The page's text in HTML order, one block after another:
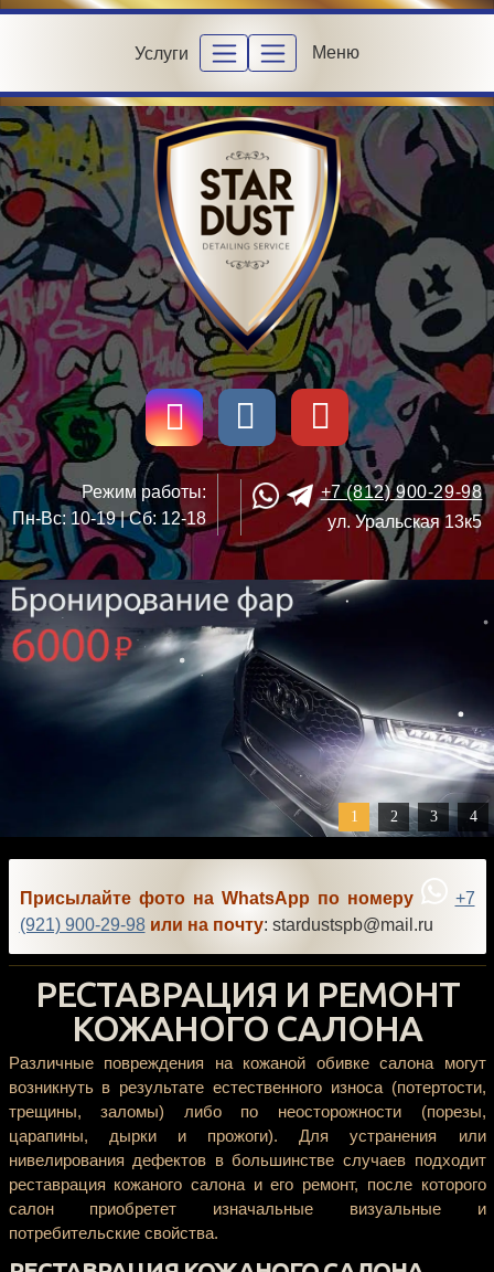
1 2 3 4
Режим работы:
Пн-Вс: 10-19 | Сб: 12-18
+7 (812) 900-29-98
ул. Уральская 13к5
Услуги Меню
Присылайте фото на WhatsApp по номеру
+7
(921) 900-29-98или на почту: stardustspb@mail.ru
РЕСТАВРАЦИЯ И РЕМОНТ
КОЖАНОГО САЛОНА
Различные повреждения на кожаной обивке салона могут
возникнуть в результате естественного износа (потертости,
трещины, заломы) либо по неосторожности (порезы,
царапины, дырки и прожоги). Для устранения или
нивелирования дефектов в большинстве случаев подходит
реставрация кожаного салона и его ремонт, после которого
салон приобретет изначальные визуальные и
потребительские свойства.